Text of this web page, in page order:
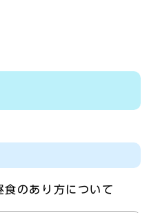
食のあり方について